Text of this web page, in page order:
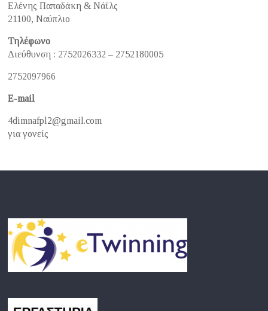
Ελένης Παπαδάκη & Νάϊλς
21100, Ναύπλιο
Τηλέφωνο
Διεύθυνση : 2752026332 – 2752180005
2752097966
E-mail
4dimnafpl2@gmail.com
για γονείς